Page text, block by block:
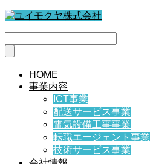
HOME
事業内容
ICT事業
配送サービス事業
電気設備工事事業
転職エージェント事業
技術サービス事業